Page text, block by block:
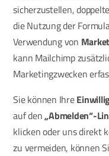
sicherzustellen,
die Nutzung der
Verwendung von
kann Mailchimp
Marketingzwecken
Sie können Ihre
auf den„Abmelden“-
klicken oder uns direkt
zu vermeiden, können